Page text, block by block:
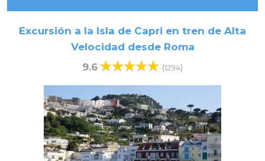
Excursión a la Isla de Capri en tren de Alta
Velocidad desde Roma
9.6
(1294)